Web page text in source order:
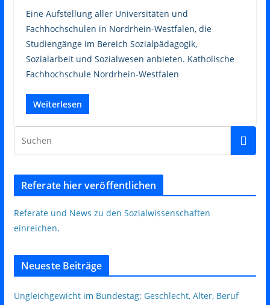
Eine Aufstellung aller Universitäten und
Fachhochschulen in Nordrhein-Westfalen, die
Studiengänge im Bereich Sozialpädagogik,
Sozialarbeit und Sozialwesen anbieten. Katholische
Fachhochschule Nordrhein-Westfalen
Weiterlesen
Referate hier veröffentlichen
Referate und News zu den Sozialwissenschaften
einreichen.
Neueste Beiträge
Ungleichgewicht im Bundestag: Geschlecht, Alter, Beruf